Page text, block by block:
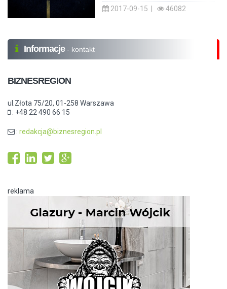
2017-09-15 | 46082
Informacje - kontakt
BIZNESREGION
ul.Złota 75/20, 01-258 Warszawa
: +48 22 490 66 15
: redakcja@biznesregion.pl
reklama